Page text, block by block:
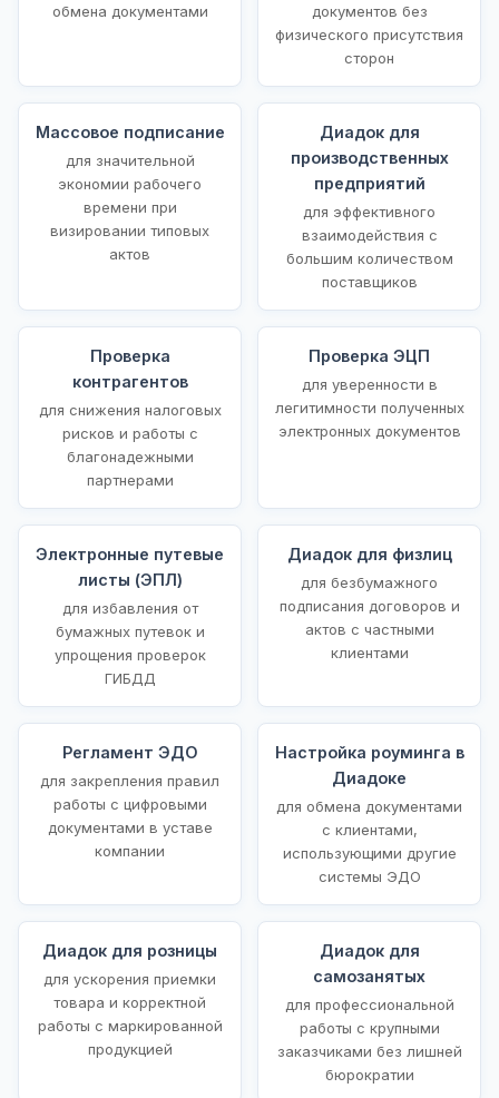
обмена документами
документов без
физического присутствия
сторон
Массовое подписание
для значительной
экономии рабочего
времени при
визировании типовых
актов
Диадок для
производственных
предприятий
для эффективного
взаимодействия с
большим количеством
поставщиков
Проверка
контрагентов
для снижения налоговых
рисков и работы с
благонадежными
партнерами
Проверка ЭЦП
для уверенности в
легитимности полученных
электронных документов
Электронные путевые
листы (ЭПЛ)
для избавления от
бумажных путевок и
упрощения проверок
ГИБДД
Диадок для физлиц
для безбумажного
подписания договоров и
актов с частными
клиентами
Регламент ЭДО
для закрепления правил
работы с цифровыми
документами в уставе
компании
Настройка роуминга в
Диадоке
для обмена документами
с клиентами,
использующими другие
системы ЭДО
Диадок для розницы
для ускорения приемки
товара и корректной
работы с маркированной
продукцией
Диадок для
самозанятых
для профессиональной
работы с крупными
заказчиками без лишней
бюрократии